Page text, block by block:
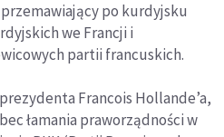
po kurdyjsku
we Francji i
partii francuskich.
Francois Hollande’a,
łamania praworządności w